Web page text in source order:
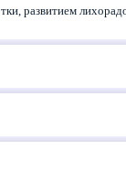
развитием